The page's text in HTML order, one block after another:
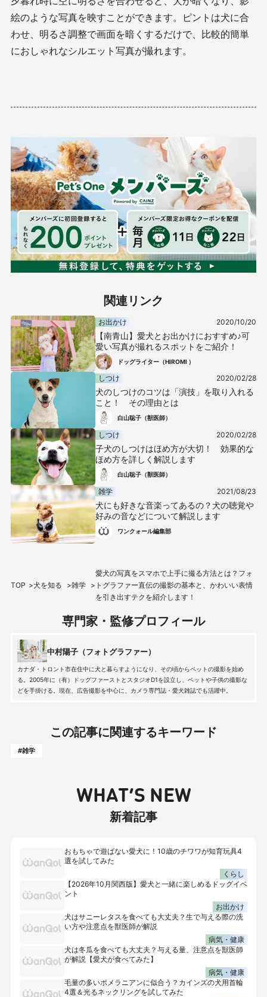
絵のような写真を映すことができます。ピントは犬に合
わせ、明るさ調整で画面を暗くするだけで、比較的簡単
におしゃれなシルエット写真が撮れます。
関連リンク
お出かけ 2020/10/20
【南青山】愛犬とお出かけにおすすめ♪可
愛い写真が撮れるスポットをご紹介！
ドッグライター（HIROMI ）
しつけ 2020/02/28
犬のしつけのコツは「演技」を取り入れる
こと！ その理由とは
白山聡子（獣医師）
しつけ 2020/02/28
子犬のしつけはほめ方が大切！ 効果的な
ほめ方を詳しく解説します
白山聡子（獣医師）
雑学 2021/08/23
犬にも好きな音楽ってあるの？犬の聴覚や
好みの音などについて解説します
ワンクォール編集部
TOP 犬を知る 雑学
愛犬の写真をスマホで上手に撮る方法とは？フォ
トグラファー直伝の撮影の基本と、かわいい表情
を引き出すテクを紹介します！
専門家・監修プロフィール
中村陽子（フォトグラファー）
カナダ・トロント市在住中に犬と暮らすようになり、その頃からペットの撮影を始め
る。2005年に（有）ドッグファーストとスタジオD1を設立し、ペットや子供の撮影な
どを手掛ける。現在、広告撮影を中心に、カメラ専門誌・愛犬雑誌でも活躍中。
この記事に関連するキーワード
#雑学
WHAT’S NEW
新着記事
おもちゃで遊ばない愛犬に！10歳のチワワが知育玩具4
選を試してみた
くらし
【2026年10月関西版】愛犬と一緒に楽しめるドッグイベ
ント
お出かけ
犬はサニーレタスを食べても大丈夫？生で与える際の洗
い方や注意点を獣医師が解説
病気・健康
犬は冬瓜を食べても大丈夫？与える量、注意点を獣医師
が解説【愛犬が食べてみた】
病気・健康
毛量の多いポメラニアンに似合う？カインズの犬用首輪
4選＆光るネックリングを試してみた